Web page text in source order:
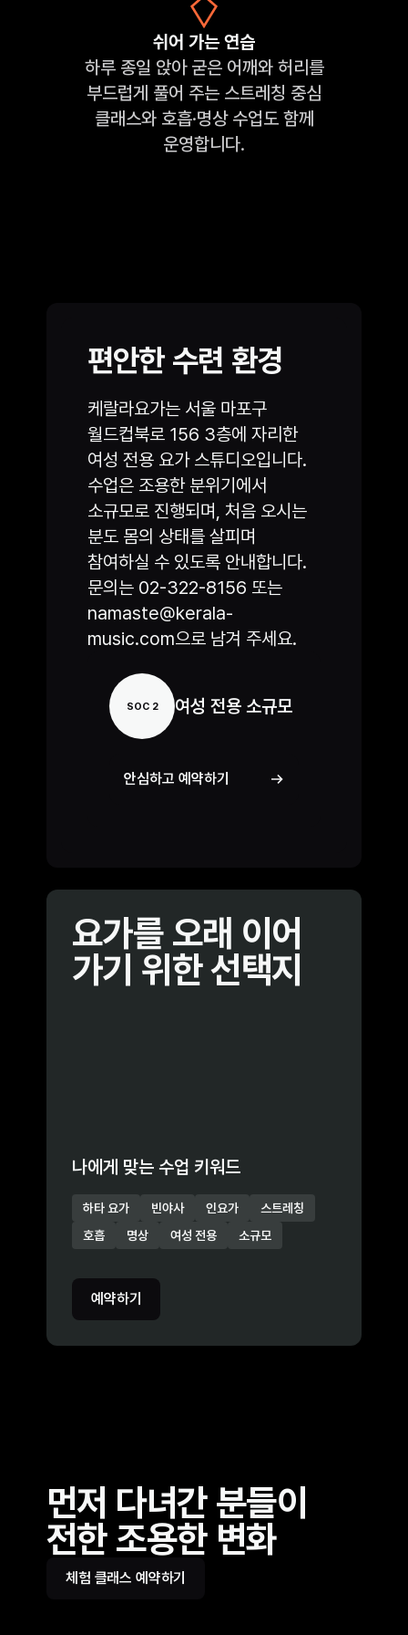
쉬어 가는 연습
하루 종일 앉아 굳은 어깨와 허리를
부드럽게 풀어 주는 스트레칭 중심
클래스와 호흡·명상 수업도 함께
운영합니다.
편안한 수련 환경
케랄라요가는 서울 마포구
월드컵북로 156 3층에 자리한
여성 전용 요가 스튜디오입니다.
수업은 조용한 분위기에서
소규모로 진행되며, 처음 오시는
분도 몸의 상태를 살피며
참여하실 수 있도록 안내합니다.
문의는 02-322-8156 또는
namaste@kerala-
music.com으로 남겨 주세요.
SOC 2 여성 전용 소규모
안심하고 예약하기
요가를 오래 이어
가기 위한 선택지
나에게 맞는 수업 키워드
하타 요가 빈야사 인요가
스트레칭
호흡
명상 여성 전용 소규모
예약하기
먼저 다녀간 분들이
전한 조용한 변화
체험 클래스 예약하기
여성알바 구직의 새로운
전략: 안전과 친화성을
고려한 방법